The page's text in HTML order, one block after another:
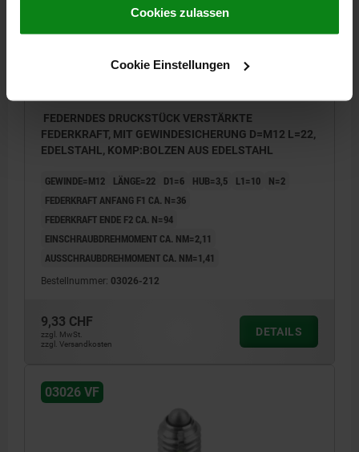
Datenschutz|AGB
Cookies zulassen
Cookie Einstellungen
FEDERNDES DRUCKSTÜCK VERSTÄRKTE
FEDERKRAFT, MIT GEWINDESICHERUNG D=M12 L=22,
EDELSTAHL, KOMP:BOLZEN AUS EDELSTAHL
GEWINDE=M12 LÄNGE=22 D1=6 HUB=3,5 L1=10
N=2
FEDERKRAFT ANFANG F1 CA. N=36
FEDERKRAFT ENDE F2 CA. N=94
EINSCHRAUBDREHMOMENT CA. NM=2,11
AUSSCHRAUBDREHMOMENT CA. NM=1,41
Bestellnummer: 03026-212
9,33 CHF
zzgl. MwSt.
zzgl. Versandkosten
DETAILS
03026 VF